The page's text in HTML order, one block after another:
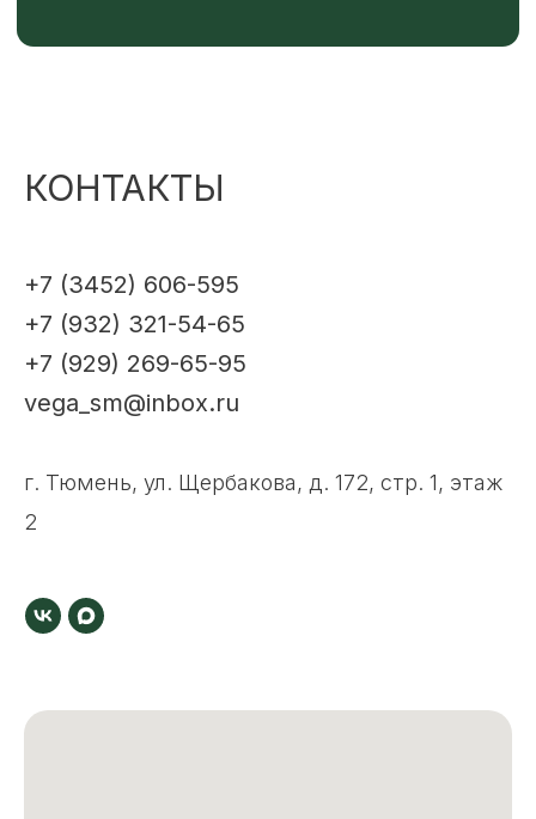
КОНТАКТЫ
+7 (3452) 606-595
+7 (932) 321-54-65
+7 (929) 269-65-95
vega_sm@inbox.ru
г. Тюмень, ул. Щербакова, д. 172, стр. 1, этаж
2